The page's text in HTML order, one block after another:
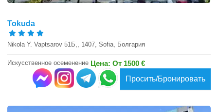
Tokuda
Nikola Y. Vaptsarov 51Б,, 1407, Sofia, Болгария
Искусственное осеменение Цена: От 1500 €
Просить/Бронировать